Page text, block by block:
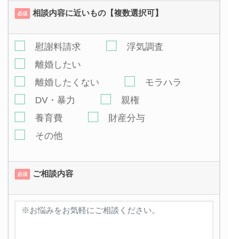
必須 相談内容に近いもの【複数選択可】
慰謝料請求
浮気調査
離婚したい
離婚したくない
モラハラ
DV・暴力
親権
養育費
財産分与
その他
必須 ご相談内容